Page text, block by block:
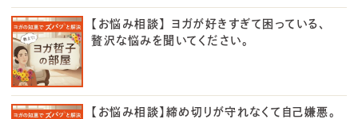
【お悩み相談】 ヨガが好きすぎて困っている、
贅沢な悩みを聞いてください。
【お悩み相談】締め切りが守れなくて自己嫌悪。